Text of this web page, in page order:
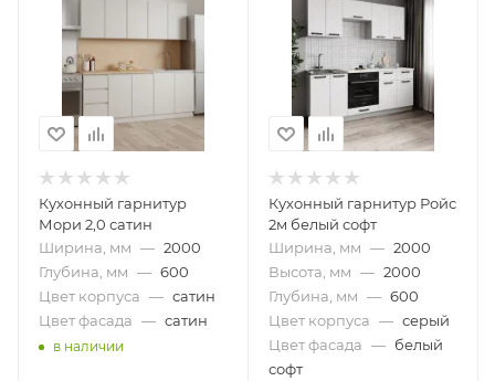
Кухонный гарнитур
Мори 2,0 сатин
Ширина, мм — 2000
Глубина, мм — 600
Цвет корпуса — сатин
Цвет фасада — сатин
в наличии
Кухонный гарнитур Ройс
2м белый софт
Ширина, мм — 2000
Высота, мм — 2000
Глубина, мм — 600
Цвет корпуса — серый
Цвет фасада — белый
софт